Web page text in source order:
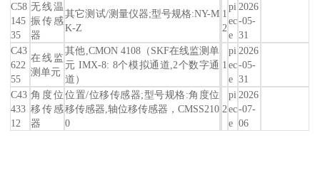
C58
145
35
无线温
振传感
器
其它测试/测量仪器;型号规格:NY-M
K-Z
1
2
pi
ec
e
2026
-05-
31
C43
622
55
在线监
测单元
其他,CMON 4108（SKF在线监测单
元 IMX-8: 8个模拟通道,2个数字通
道）
1
pi
ec
e
2026
-05-
31
C43
433
12
角度位
移传感
器
位置/位移传感器;型号规格:角度位
移传感器,轴位移传感器，CMSS210
0
2
pi
ec
e
2026
-07-
06